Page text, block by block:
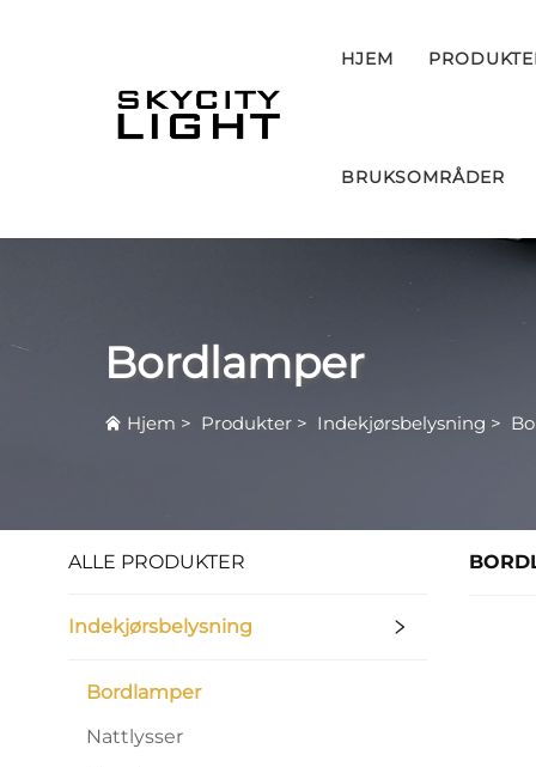
HJEM
BRUKSOMRÅDER
Bordlamper
Hjem > Produkter > Indekjørsbelysning >
ALLE PRODUKTER
Indekjørsbelysning
Bordlamper
Nattlysser